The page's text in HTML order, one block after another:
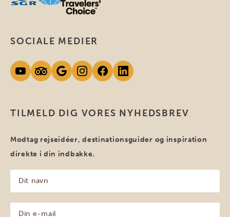
TILMELD DIG VORES NYHEDSBREV
Modtag rejseidéer, destinationsguider og inspiration
direkte i din indbakke.
navn
(Påkrævet)
SOCIALE MEDIER